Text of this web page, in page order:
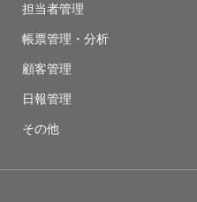
担当者管理
帳票管理・分析
顧客管理
日報管理
その他